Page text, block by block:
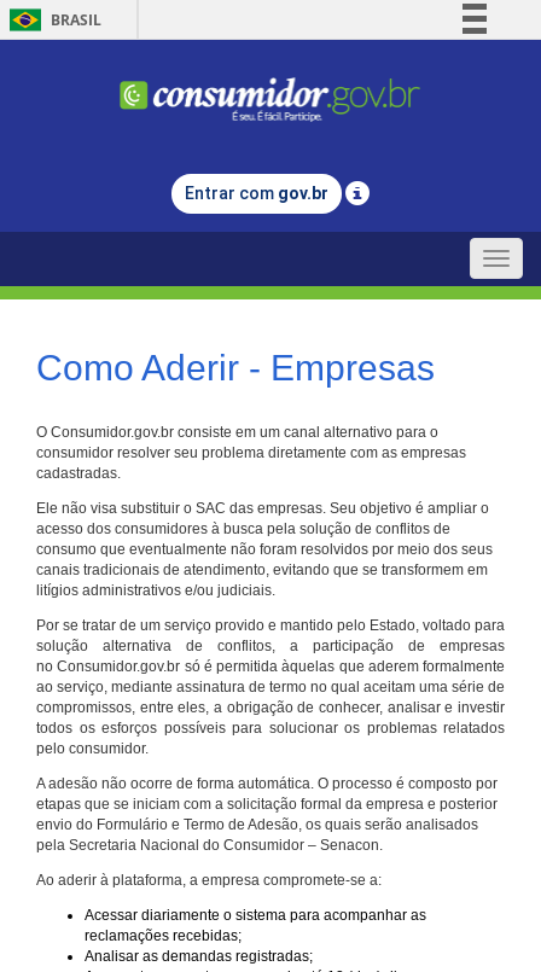
BRASIL
Comunica BR
Legislação
Entrar com gov.br
Toggle
Como Aderir - Empresas
O Consumidor.gov.br consiste em um canal alternativo para o
consumidor resolver seu problema diretamente com as empresas
cadastradas.
Ele não visa substituir o SAC das empresas. Seu objetivo é ampliar o
acesso dos consumidores à busca pela solução de conflitos de
consumo que eventualmente não foram resolvidos por meio dos seus
canais tradicionais de atendimento, evitando que se transformem em
litígios administrativos e/ou judiciais.
Por se tratar de um serviço provido e mantido pelo Estado, voltado para
solução alternativa de conflitos, a participação de empresas
no Consumidor.gov.br só é permitida àquelas que aderem formalmente
ao serviço, mediante assinatura de termo no qual aceitam uma série de
compromissos, entre eles, a obrigação de conhecer, analisar e investir
todos os esforços possíveis para solucionar os problemas relatados
pelo consumidor.
A adesão não ocorre de forma automática. O processo é composto por
etapas que se iniciam com a solicitação formal da empresa e posterior
envio do Formulário e Termo de Adesão, os quais serão analisados
pela Secretaria Nacional do Consumidor – Senacon.
Ao aderir à plataforma, a empresa compromete-se a:
Acessar diariamente o sistema para acompanhar as
reclamações recebidas;
Analisar as demandas registradas;